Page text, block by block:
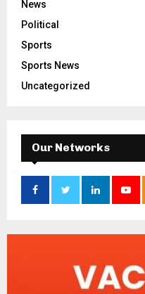
News
Political
Sports
Sports News
Uncategorized
Our Networks